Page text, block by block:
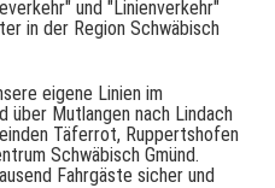
und "Linienverkehr"
in der Region Schwäbisch
eigene Linien im
über Mutlangen nach Lindach
Täferrot, Ruppertshofen
Schwäbisch Gmünd.
Fahrgäste sicher und